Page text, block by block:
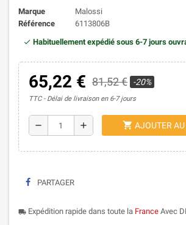
Marque
Malossi
Référence
6113806B
Habituellement expédié sous 6-7 jours
65,22 € 81,52 € -20%
TTC Délai de livraison en 6-7 jours
remove add shopping_cart AJOUTER
PARTAGER
local_shipping Expédition rapide dans toute la France Avec